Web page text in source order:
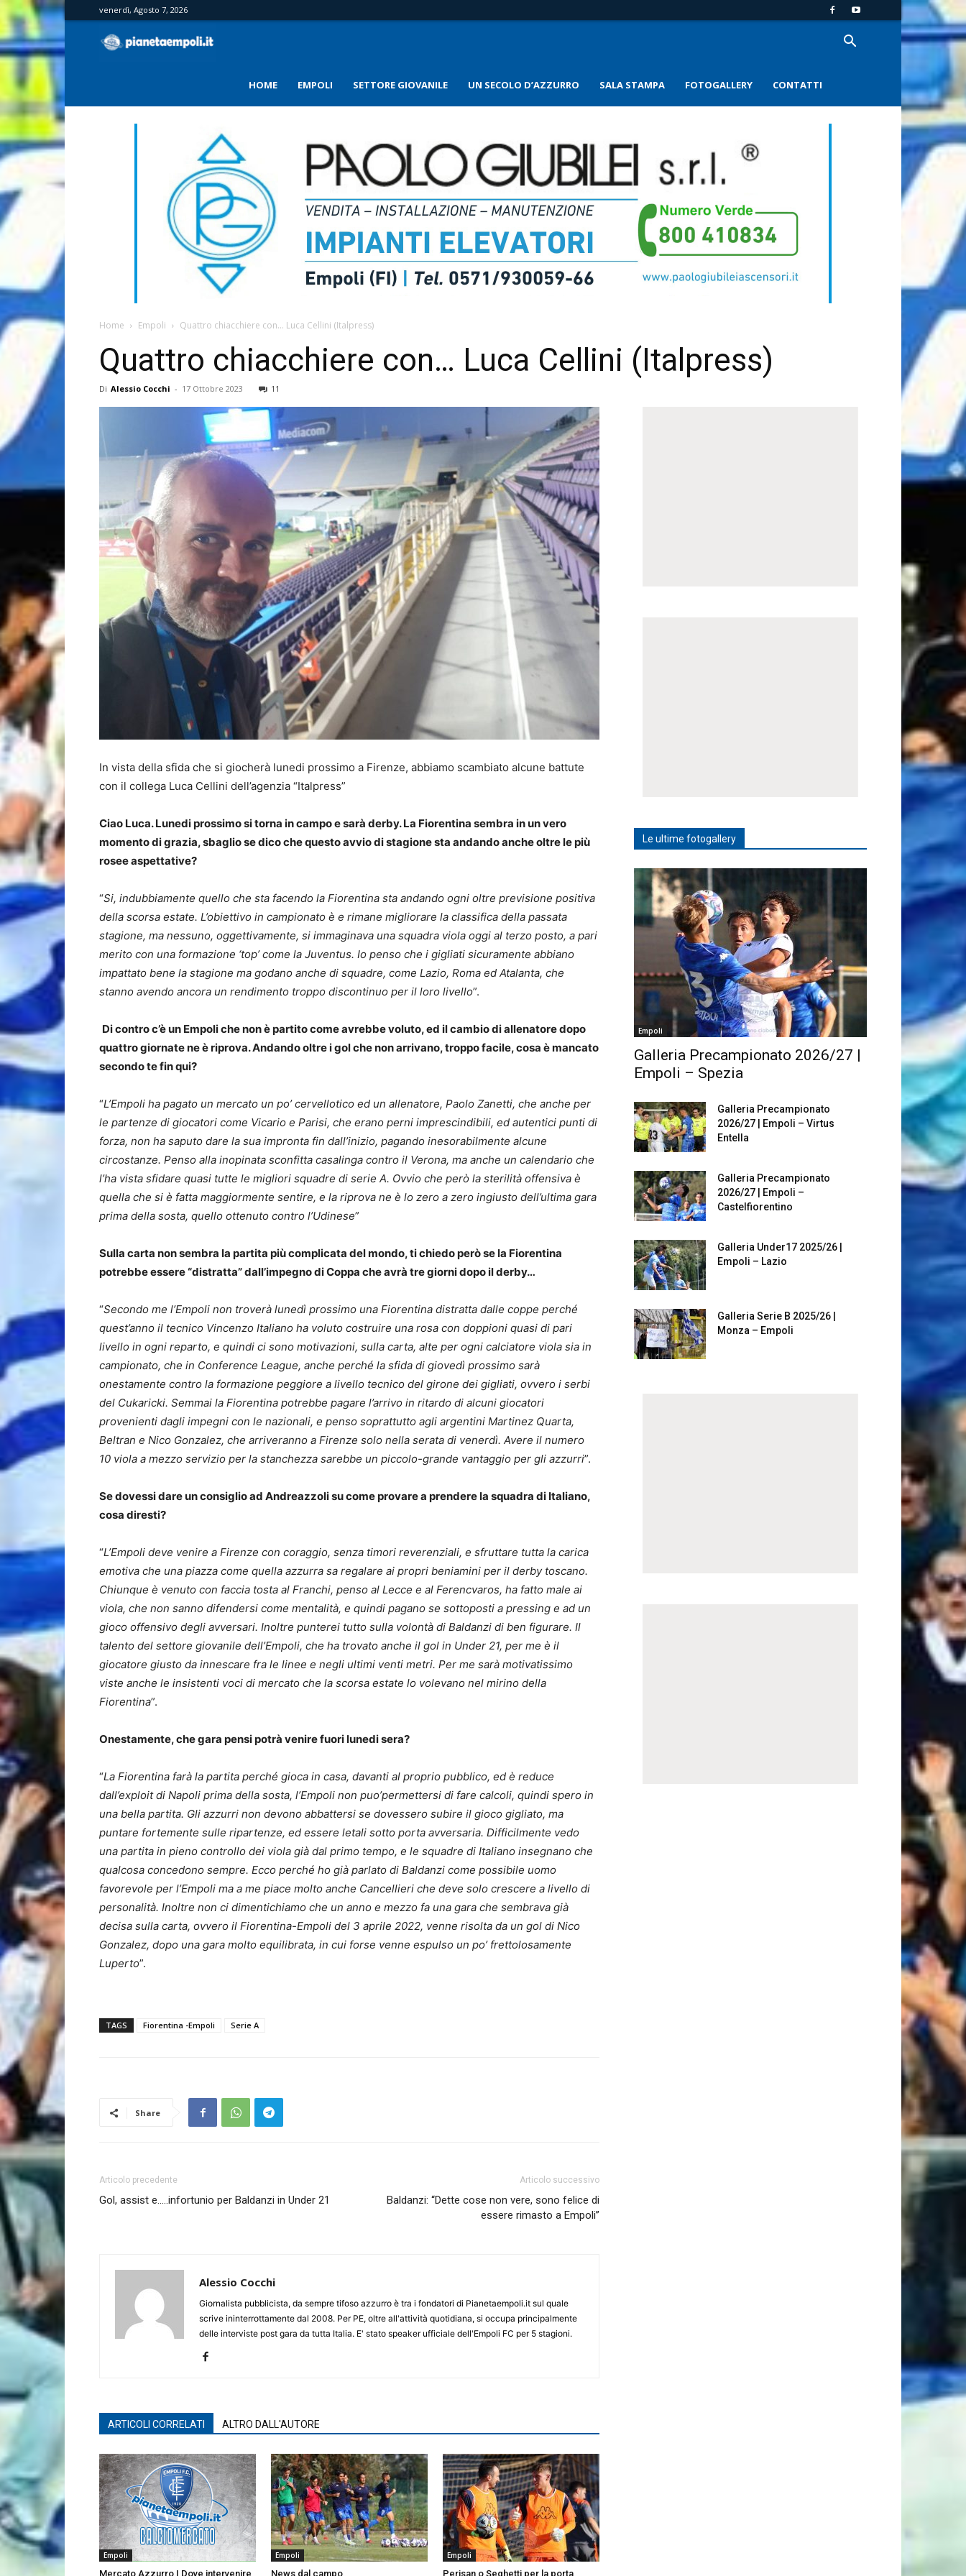
venerdì, Agosto 7, 2026
HOME EMPOLI SETTORE GIOVANILE UN SECOLO D’AZZURRO SALA STAMPA FOTOGALLERY CONTATTI
Home Empoli Quattro chiacchiere con… Luca Cellini (Italpress)
Quattro chiacchiere con… Luca Cellini (Italpress)
Di Alessio Cocchi - 17 Ottobre 2023 11
In vista della sfida che si giocherà lunedi prossimo a Firenze, abbiamo scambiato alcune battute
con il collega Luca Cellini dell’agenzia “Italpress”
Ciao Luca. Lunedi prossimo si torna in campo e sarà derby. La Fiorentina sembra in un vero
momento di grazia, sbaglio se dico che questo avvio di stagione sta andando anche oltre le più
rosee aspettative?
“Si, indubbiamente quello che sta facendo la Fiorentina sta andando ogni oltre previsione positiva
della scorsa estate. L’obiettivo in campionato è e rimane migliorare la classifica della passata
stagione, ma nessuno, oggettivamente, si immaginava una squadra viola oggi al terzo posto, a pari
merito con una formazione ‘top’ come la Juventus. Io penso che i gigliati sicuramente abbiano
impattato bene la stagione ma godano anche di squadre, come Lazio, Roma ed Atalanta, che
stanno avendo ancora un rendimento troppo discontinuo per il loro livello”.
Di contro c’è un Empoli che non è partito come avrebbe voluto, ed il cambio di allenatore dopo
quattro giornate ne è riprova. Andando oltre i gol che non arrivano, troppo facile, cosa è mancato
secondo te fin qui?
“L’Empoli ha pagato un mercato un po’ cervellotico ed un allenatore, Paolo Zanetti, che anche per
le partenze di giocatori come Vicario e Parisi, che erano perni imprescindibili, ed autentici punti di
forza, non ha saputo dare la sua impronta fin dall’inizio, pagando inesorabilmente alcune
circostanze. Penso alla inopinata sconfitta casalinga contro il Verona, ma anche un calendario che
l’ha vista sfidare quasi tutte le migliori squadre di serie A. Ovvio che però la sterilità offensiva è
quella che si è fatta maggiormente sentire, e la riprova ne è lo zero a zero ingiusto dell’ultima gara
prima della sosta, quello ottenuto contro l’Udinese”
Sulla carta non sembra la partita più complicata del mondo, ti chiedo però se la Fiorentina
potrebbe essere “distratta” dall’impegno di Coppa che avrà tre giorni dopo il derby…
“Secondo me l’Empoli non troverà lunedì prossimo una Fiorentina distratta dalle coppe perché
quest’anno il tecnico Vincenzo Italiano ha voluto costruire una rosa con doppioni quasi di pari
livello in ogni reparto, e quindi ci sono motivazioni, sulla carta, alte per ogni calciatore viola sia in
campionato, che in Conference League, anche perché la sfida di giovedì prossimo sarà
onestamente contro la formazione peggiore a livello tecnico del girone dei gigliati, ovvero i serbi
del Cukaricki. Semmai la Fiorentina potrebbe pagare l’arrivo in ritardo di alcuni giocatori
provenienti dagli impegni con le nazionali, e penso soprattutto agli argentini Martinez Quarta,
Beltran e Nico Gonzalez, che arriveranno a Firenze solo nella serata di venerdì. Avere il numero
10 viola a mezzo servizio per la stanchezza sarebbe un piccolo-grande vantaggio per gli azzurri”.
Se dovessi dare un consiglio ad Andreazzoli su come provare a prendere la squadra di Italiano,
cosa diresti?
“L’Empoli deve venire a Firenze con coraggio, senza timori reverenziali, e sfruttare tutta la carica
emotiva che una piazza come quella azzurra sa regalare ai propri beniamini per il derby toscano.
Chiunque è venuto con faccia tosta al Franchi, penso al Lecce e al Ferencvaros, ha fatto male ai
viola, che non sanno difendersi come mentalità, e quindi pagano se sottoposti a pressing e ad un
gioco offensivo degli avversari. Inoltre punterei tutto sulla volontà di Baldanzi di ben figurare. Il
talento del settore giovanile dell’Empoli, che ha trovato anche il gol in Under 21, per me è il
giocatore giusto da innescare fra le linee e negli ultimi venti metri. Per me sarà motivatissimo
viste anche le insistenti voci di mercato che la scorsa estate lo volevano nel mirino della
Fiorentina”.
Onestamente, che gara pensi potrà venire fuori lunedi sera?
“La Fiorentina farà la partita perché gioca in casa, davanti al proprio pubblico, ed è reduce
dall’exploit di Napoli prima della sosta, l’Empoli non puo’permettersi di fare calcoli, quindi spero in
una bella partita. Gli azzurri non devono abbattersi se dovessero subire il gioco gigliato, ma
puntare fortemente sulle ripartenze, ed essere letali sotto porta avversaria. Difficilmente vedo
una partita in pieno controllo dei viola già dal primo tempo, e le squadre di Italiano insegnano che
qualcosa concedono sempre. Ecco perché ho già parlato di Baldanzi come possibile uomo
favorevole per l’Empoli ma a me piace molto anche Cancellieri che deve solo crescere a livello di
personalità. Inoltre non ci dimentichiamo che un anno e mezzo fa una gara che sembrava già
decisa sulla carta, ovvero il Fiorentina-Empoli del 3 aprile 2022, venne risolta da un gol di Nico
Gonzalez, dopo una gara molto equilibrata, in cui forse venne espulso un po’ frettolosamente
Luperto”.
TAGS Fiorentina -Empoli Serie A
Share
Articolo precedente
Gol, assist e…..infortunio per Baldanzi in Under 21
Articolo successivo
Baldanzi: “Dette cose non vere, sono felice di
essere rimasto a Empoli”
Alessio Cocchi
Giornalista pubblicista, da sempre tifoso azzurro è tra i fondatori di Pianetaempoli.it sul quale
scrive ininterrottamente dal 2008. Per PE, oltre all'attività quotidiana, si occupa principalmente
delle interviste post gara da tutta Italia. E' stato speaker ufficiale dell'Empoli FC per 5 stagioni.
ARTICOLI CORRELATI ALTRO DALL'AUTORE
Empoli
Mercato Azzurro | Dove intervenire
Empoli
News dal campo
Empoli
Perisan o Seghetti per la porta
Le ultime fotogallery
Empoli
Galleria Precampionato 2026/27 |
Empoli – Spezia
Galleria Precampionato
2026/27 | Empoli – Virtus
Entella
Galleria Precampionato
2026/27 | Empoli –
Castelfiorentino
Galleria Under17 2025/26 |
Empoli – Lazio
Galleria Serie B 2025/26 |
Monza – Empoli